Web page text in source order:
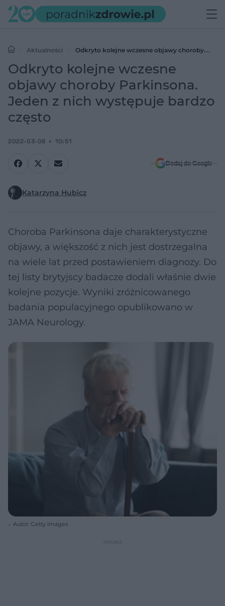
Aktualności
Odkryto kolejne wczesne objawy choroby
Parkinsona. Jeden z nich występuje bardzo często
Odkryto kolejne wczesne
objawy choroby Parkinsona.
Jeden z nich występuje bardzo
często
2022-03-08 10:51
Dodaj do Google
Katarzyna Hubicz
Choroba Parkinsona daje charakterystyczne
objawy, a większość z nich jest dostrzegalna
na wiele lat przed postawieniem diagnozy. Do
tej listy brytyjscy badacze dodali właśnie dwie
kolejne pozycje. Wyniki zróżnicowanego
badania populacyjnego opublikowano w
JAMA Neurology.
Autor: Getty Images